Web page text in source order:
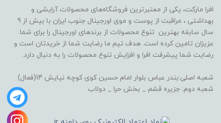
افرا مارکت، یکی از معتبرترین فروشگاه‌های محصولات آرایشی و
بهداشتی ، مراقبت از پوست و موی اورجینال جنوب ایران با بیش از 9
سال سابقه بهترین تنوع محصولات از برندهای اورجینال را برای شما
عزیزان تامین کرده است. هدف تیم ما رضایت شما از خریدتان است و
رضایت شما پیشرفت افرا و افزایش تنوع محصولات را به دنبال دارد.
شعبه اصلی:بندر عباس بلوار امام حسین کوی کوچه نیایش 14(فعال)
شعبه دوم: جزیره قشم _ بخش حرا _ دولاب